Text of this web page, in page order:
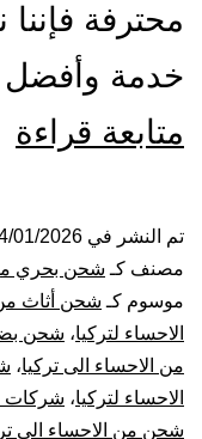
محترفة
خدمة وأفضل
متابعة قراءة
تم النشر في 01/2026
مصنف كـ شحن بحري
موسوم كـ شحن أثاث من
الاحساء لتركيا، شحن
من الاحساء الى تركيا،
الاحساء لتركيا، شركات
شحن من الاحساء الي